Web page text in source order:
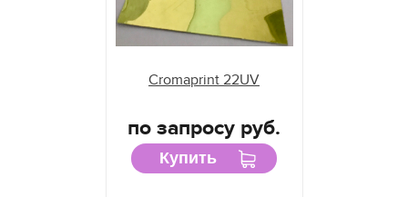
Cromaprint 22UV
по запросу руб.
Купить